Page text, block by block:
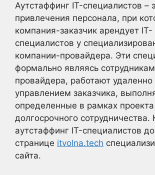
Аутстаффинг IT-специалистов –
привлечения персонала, при
компания-заказчик арендует IT-
специалистов у
компании-провайдера. Эти
формально являясь
провайдера, работают удаленно
управлением заказчика,
определенные в рамках
долгосрочного сотрудничества.
аутстаффинг IT-специалистов
странице itvolna.tech
сайта.